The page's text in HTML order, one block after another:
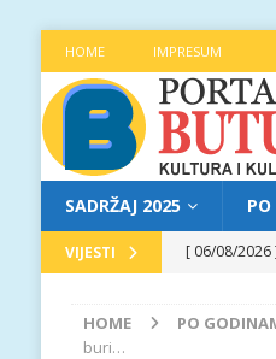
HOME IMPRESUM
SADRŽAJ 2025
VIJESTI [ 06/08/2026
[ 07/08/
HOME PO
buri…